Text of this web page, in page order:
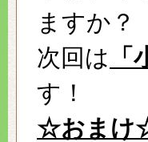
ますか？
次回は
す！
☆おまけ